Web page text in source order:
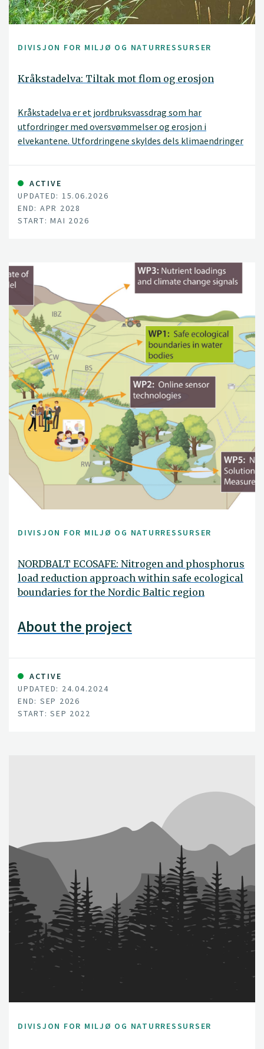
DIVISJON FOR MILJØ OG NATURRESSURSER
Kråkstadelva: Tiltak mot flom og erosjon
Kråkstadelva er et jordbruksvassdrag som har
utfordringer med oversvømmelser og erosjon i
elvekantene. Utfordringene skyldes dels klimaendringer
nedbørfeltet. I dette prosjektet vil vi ha søkelys på
hvilke tiltak som kan iverksettes oppstrøms i
nedbørfeltet for å redusere problemer med kanterosjon
og oversvømmelser nedstrøms.
ACTIVE
UPDATED: 15.06.2026
END: APR 2028
START: MAI 2026
DIVISJON FOR MILJØ OG NATURRESSURSER
NORDBALT ECOSAFE: Nitrogen and phosphorus
load reduction approach within safe ecological
boundaries for the Nordic Baltic region
About the project
ACTIVE
UPDATED: 24.04.2024
END: SEP 2026
START: SEP 2022
DIVISJON FOR MILJØ OG NATURRESSURSER